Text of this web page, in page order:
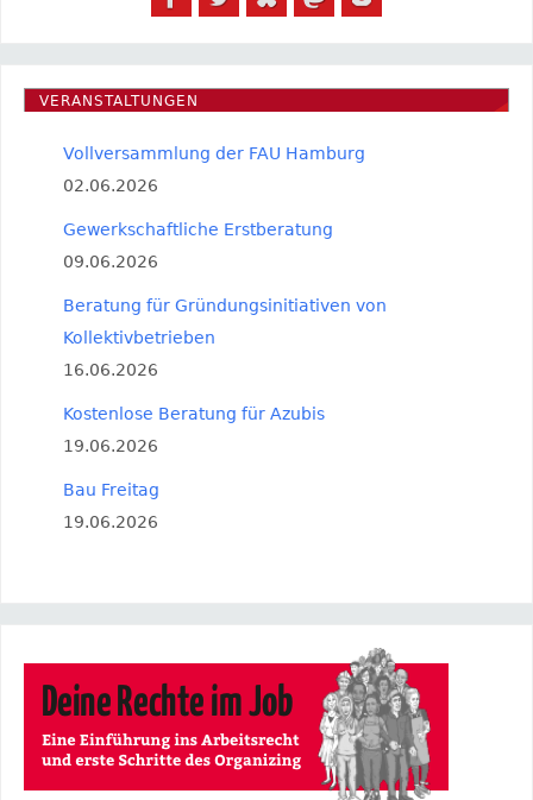
VERANSTALTUNGEN
Vollversammlung der FAU Hamburg
02.06.2026
Gewerkschaftliche Erstberatung
09.06.2026
Beratung für Gründungsinitiativen von
Kollektivbetrieben
16.06.2026
Kostenlose Beratung für Azubis
19.06.2026
Bau Freitag
19.06.2026